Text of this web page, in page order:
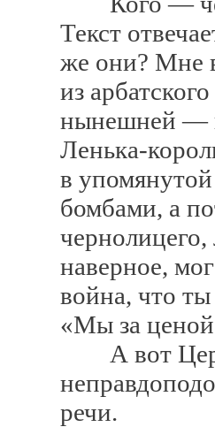
Текст
же они? Мне
из
нынешней —
Ленька-
в
бомбами, а
чернолицего,
наверное,
война, что
«Мы за
А вот
речи.